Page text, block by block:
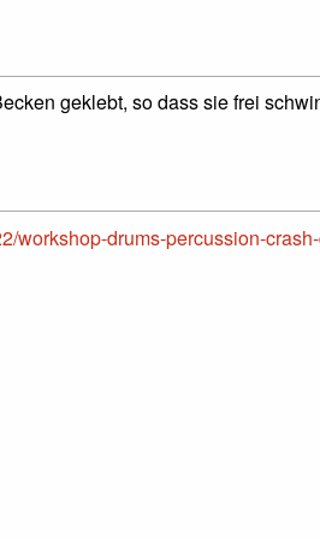
geklebt, so dass sie frei
workshop-drums-percussion-